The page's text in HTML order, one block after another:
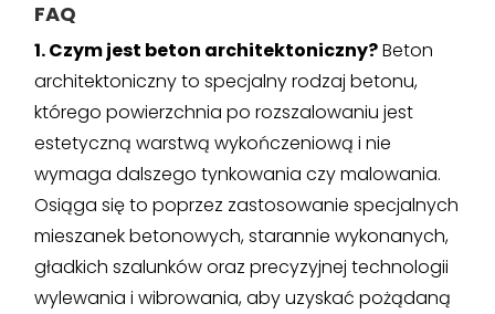
FAQ
1. Czym jest beton architektoniczny?Beton
architektoniczny to specjalny rodzaj betonu,
którego powierzchnia po rozszalowaniu jest
estetyczną warstwą wykończeniową i nie
wymaga dalszego tynkowania czy malowania.
Osiąga się to poprzez zastosowanie specjalnych
mieszanek betonowych, starannie wykonanych,
gładkich szalunków oraz precyzyjnej technologii
wylewania i wibrowania, aby uzyskać pożądaną